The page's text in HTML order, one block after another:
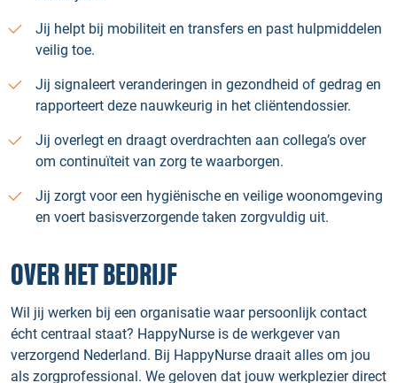
Jij helpt bij mobiliteit en transfers en past hulpmiddelen
veilig toe.
Jij signaleert veranderingen in gezondheid of gedrag en
rapporteert deze nauwkeurig in het cliëntendossier.
Jij overlegt en draagt overdrachten aan collega’s over
om continuïteit van zorg te waarborgen.
Jij zorgt voor een hygiënische en veilige woonomgeving
en voert basisverzorgende taken zorgvuldig uit.
OVER HET BEDRIJF
Wil jij werken bij een organisatie waar persoonlijk contact
écht centraal staat? HappyNurse is de werkgever van
verzorgend Nederland. Bij HappyNurse draait alles om jou
als zorgprofessional. We geloven dat jouw werkplezier direct